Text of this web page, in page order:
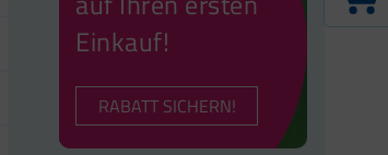
Einkauf!
RABATT SICHERN!